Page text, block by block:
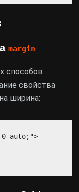
margin
способов
свойства
ширина:
0 auto;">